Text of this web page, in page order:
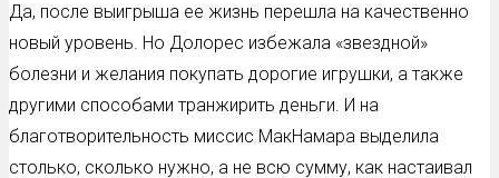
Да, после выигрыша ее жизнь перешла на качественно
новый уровень. Но Долорес избежала «звездной»
болезни и желания покупать дорогие игрушки, а также
другими способами транжирить деньги. И на
благотворительность миссис МакНамара выделила
столько, сколько нужно, а не всю сумму, как настаивал